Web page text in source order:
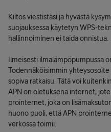
Kiitos viestistäsi ja hyvästä
suojauksessa käytetyn WPS-
hallinnoiminen ei taida onnistua.
Ilmeisesti ilmalämpöpumpussa
Todennäköisimmin
sopiva ratkaisu. Tätä voi
APN on oletuksena internet,
prointernet, joka on
huono puoli, että APN
verkossa toimii.